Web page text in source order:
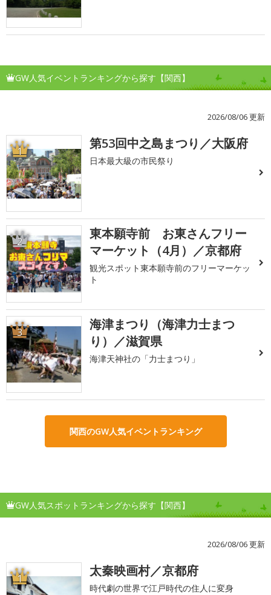
GW人気イベントランキングから探す【関西】
2026/08/06 更新
1 第53回中之島まつり／大阪府
日本最大級の市民祭り
2
東本願寺前 お東さんフリー
マーケット（4月）／京都府
観光スポット東本願寺前のフリーマーケッ
ト
3
海津まつり（海津力士まつ
り）／滋賀県
海津天神社の「力士まつり」
関西のGW人気イベントランキング
GW人気スポットランキングから探す【関西】
2026/08/06 更新
1 太秦映画村／京都府
時代劇の世界で江戸時代の住人に変身